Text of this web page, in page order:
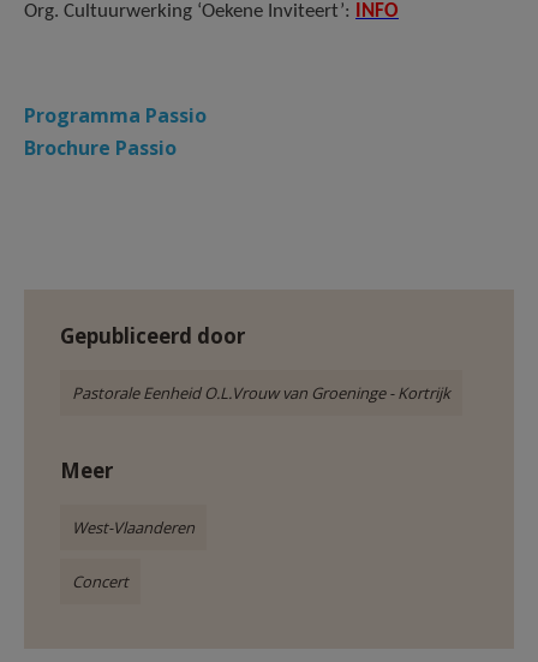
Org. Cultuurwerking ‘Oekene Inviteert’: INFO
Programma Passio
Brochure Passio
Gepubliceerd door
Pastorale Eenheid O.L.Vrouw van Groeninge - Kortrijk
Meer
West-Vlaanderen
Concert